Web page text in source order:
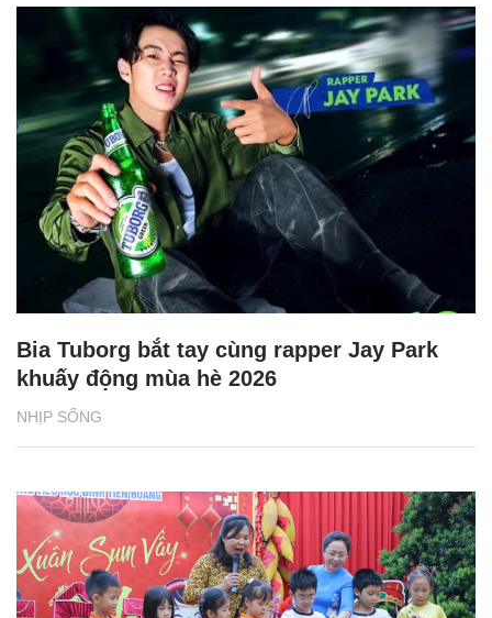
NHỊP SỐNG
Bia Tuborg bắt tay cùng rapper Jay Park
khuấy động mùa hè 2026